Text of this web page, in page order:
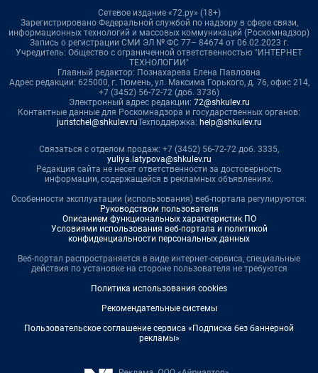
Сетевое издание «72.ру» (18+)
Зарегистрировано Федеральной службой по надзору в сфере связи,
информационных технологий и массовых коммуникаций (Роскомнадзор)
Запись о регистрации СМИ ЭЛ № ФС 77– 84674 от 06.02.2023 г.
Учредитель: Общество с ограниченной ответственностью "ИНТЕРНЕТ
ТЕХНОЛОГИИ"
Главный редактор: Познахарева Елена Павловна
Адрес редакции: 625000, г. Тюмень, ул. Максима Горького, д. 76, офис 214,
+7 (3452) 56-72-72 (доб. 3736)
Электронный адрес редакции: 72@shkulev.ru
Контактные данные для Роскомнадзора и государственных органов:
juristchel@shkulev.ruТехподдержка: help@shkulev.ru
Связаться с отделом продаж: +7 (3452) 56-72-72 доб. 3335,
yuliya.latypova@shkulev.ru
Редакция сайта не несет ответственности за достоверность
информации, содержащейся в рекламных объявлениях.
Особенности эксплуатации (использования) веб-портала регулируются:
Руководством пользователя
Описанием функциональных характеристик ПО
Условиями использования веб-портала и политикой
конфиденциальности персональных данных
Веб-портал распространяется в виде интернет-сервиса, специальные
действия по установке на стороне пользователя не требуются
Политика использования cookies
Рекомендательные системы
Пользовательское соглашение сервиса «Подписка без баннерной
рекламы»